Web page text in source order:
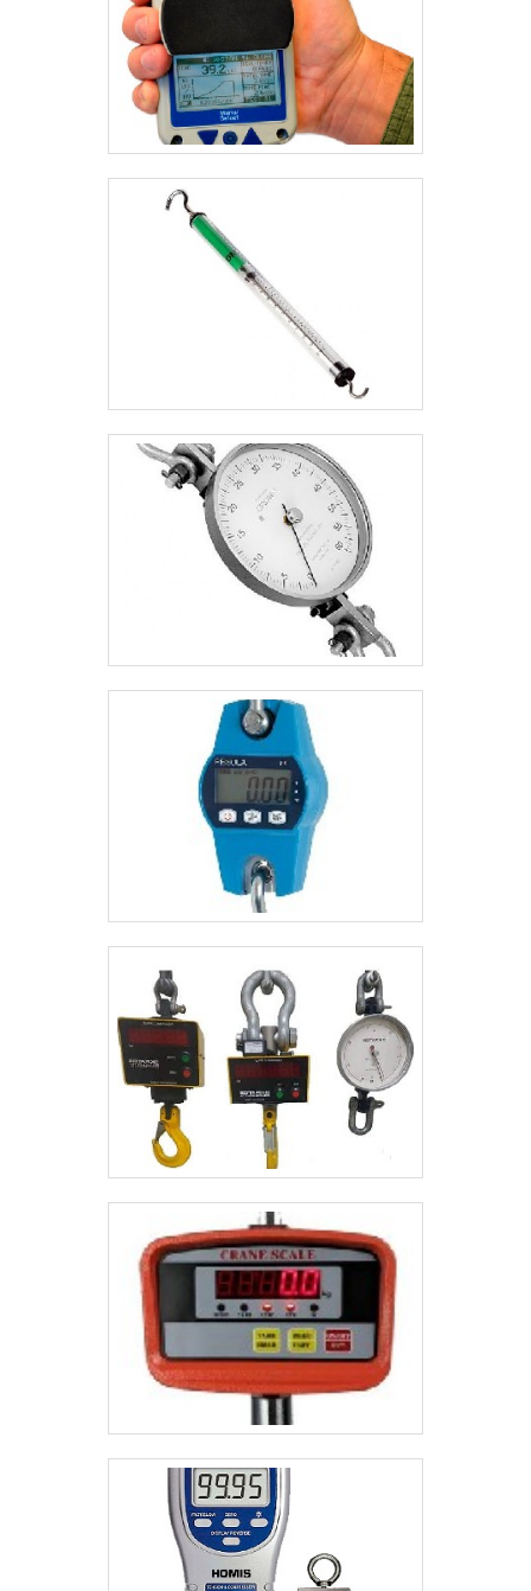
comercializar esse equipamento em um preço
qualificado. A BVR Comercial está no mercado com o
intuito de sempre proporcionar a máxima satisfação
de seus clientes quando se tratar de produtos para
o segmento industrial. .